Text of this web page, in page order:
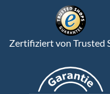
Zertifiziert von Trusted